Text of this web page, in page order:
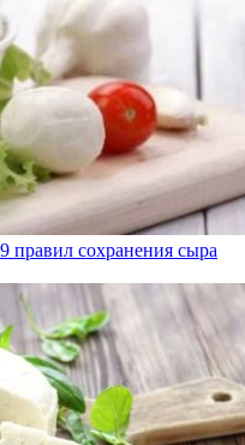
правил сохранения сыра